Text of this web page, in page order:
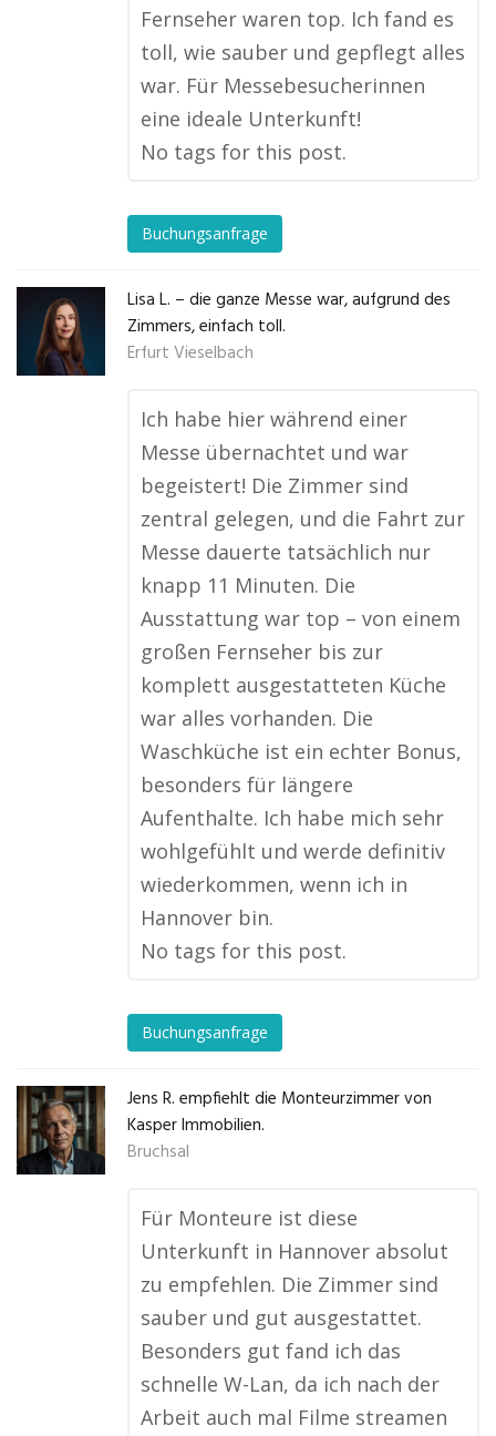
Fernseher waren top. Ich fand es
toll, wie sauber und gepflegt alles
war. Für Messebesucherinnen
eine ideale Unterkunft!
No tags for this post.
Buchungsanfrage
Lisa L. – die ganze Messe war, aufgrund des
Zimmers, einfach toll.
Erfurt Vieselbach
Ich habe hier während einer
Messe übernachtet und war
begeistert! Die Zimmer sind
zentral gelegen, und die Fahrt zur
Messe dauerte tatsächlich nur
knapp 11 Minuten. Die
Ausstattung war top – von einem
großen Fernseher bis zur
komplett ausgestatteten Küche
war alles vorhanden. Die
Waschküche ist ein echter Bonus,
besonders für längere
Aufenthalte. Ich habe mich sehr
wohlgefühlt und werde definitiv
wiederkommen, wenn ich in
Hannover bin.
No tags for this post.
Buchungsanfrage
Jens R. empfiehlt die Monteurzimmer von
Kasper Immobilien.
Bruchsal
Für Monteure ist diese
Unterkunft in Hannover absolut
zu empfehlen. Die Zimmer sind
sauber und gut ausgestattet.
Besonders gut fand ich das
schnelle W-Lan, da ich nach der
Arbeit auch mal Filme streamen